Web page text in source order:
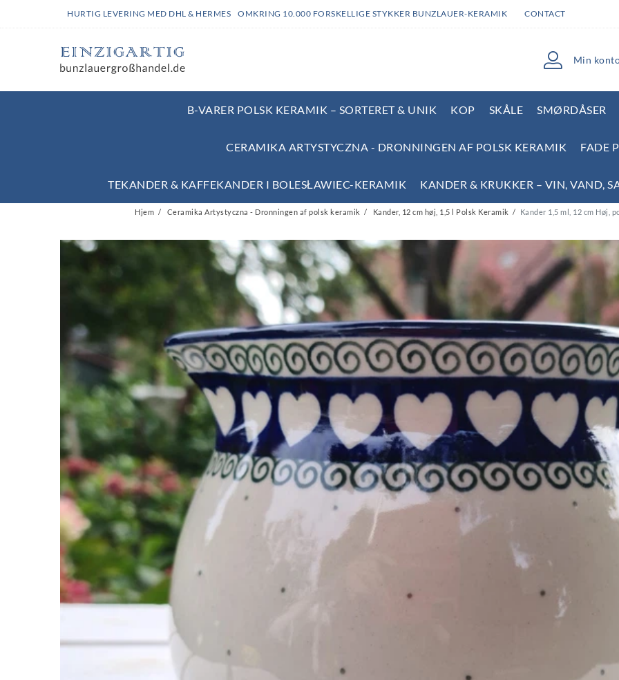
HURTIG LEVERING MED DHL & HERMES OMKRING 10.000 FORSKELLIGE STYKKER BUNZLAUER-KERAMIK CONTACT
Min
B-VARER POLSK KERAMIK – SORTERET & UNIK KOP SKÅLE SMØRDÅSER
CERAMIKA ARTYSTYCZNA - DRONNINGEN AF POLSK KERAMIK FADE
TEKANDER & KAFFEKANDER I BOLESŁAWIEC-KERAMIK KANDER & KRUKKER – VIN, VAND,
Hjem Ceramika Artystyczna - Dronningen af polsk keramik Kander, 12 cm høj, 1,5 l Polsk Keramik Kander 1,5 ml, 12 cm Høj,